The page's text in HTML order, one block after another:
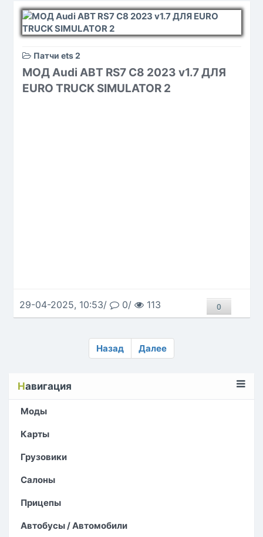
Патчи ets 2
МОД Audi ABT RS7 C8 2023 v1.7 ДЛЯ
EURO TRUCK SIMULATOR 2
29-04-2025, 10:53/ 0/ 113 0
Назад Далее
Навигация
Моды
Карты
Грузовики
Салоны
Прицепы
Автобусы / Автомобили